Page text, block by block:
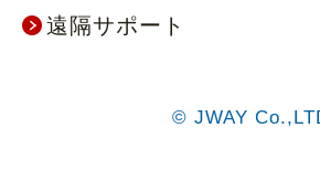
遠隔サポート
© JWAY